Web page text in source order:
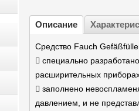
Описание
Средство Fauch
 специально
расширительных
 заполнено
давлением, и не